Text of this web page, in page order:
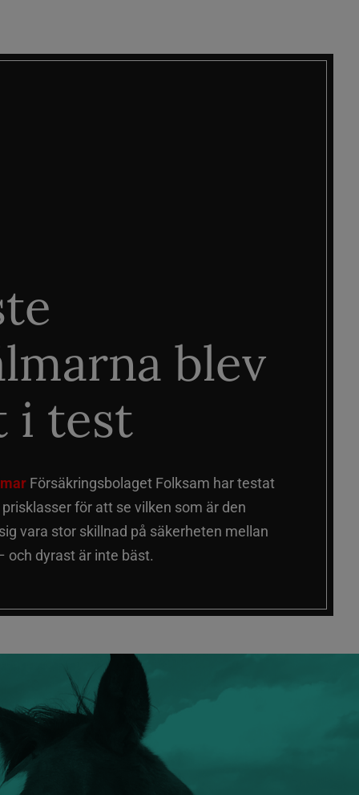
blev
i test
Försäkringsbolaget Folksam har testat
för att se vilken som är den
vara stor skillnad på säkerheten mellan
och dyrast är inte bäst.